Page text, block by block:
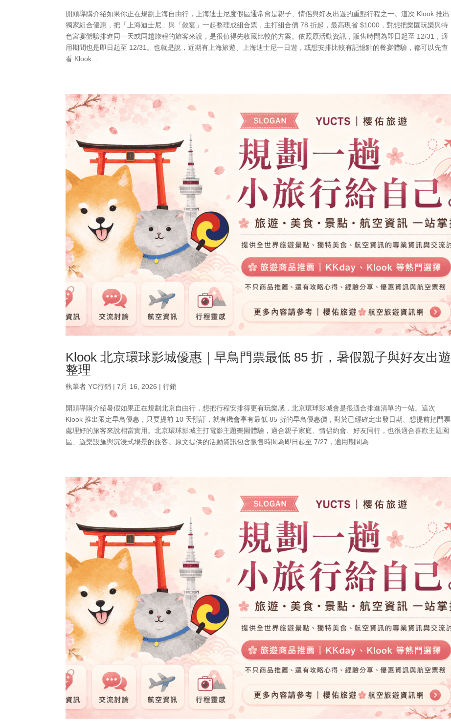
開頭導購介紹如果你正在規劃上海自由行，上海迪士尼度假區通常會是親子、情侶與好友出遊的重點行程之一。這次 Klook 推出
獨家組合優惠，把「上海迪士尼」與「敘宴」一起整理成組合票，主打組合價 78 折起，最高現省 $1000，對想把樂園玩樂與特
色宮宴體驗排進同一天或同趟旅程的旅客來說，是很值得先收藏比較的方案。依照原活動資訊，販售時間為即日起至 12/31，適
用期間也是即日起至 12/31。也就是說，近期有上海旅遊、上海迪士尼一日遊，或想安排比較有記憶點的餐宴體驗，都可以先查
看 Klook...
Klook 北京環球影城優惠｜早鳥門票最低 85 折，暑假親子與好友出遊
整理
執筆者YC行銷 |7月 16, 2026 |行銷
開頭導購介紹暑假如果正在規劃北京自由行，想把行程安排得更有玩樂感，北京環球影城會是很適合排進清單的一站。這次
Klook 推出限定早鳥優惠，只要提前 10 天預訂，就有機會享有最低 85 折的早鳥優惠價，對於已經確定出發日期、想提前把門票
處理好的旅客來說相當實用。北京環球影城主打電影主題樂園體驗，適合親子家庭、情侶約會、好友同行，也很適合喜歡主題園
區、遊樂設施與沉浸式場景的旅客。原文提供的活動資訊包含販售時間為即日起至 7/27，適用期間為...